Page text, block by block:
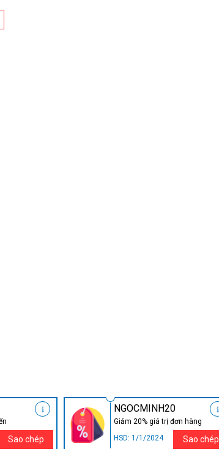
Sao chép
NGOCMINH20
Giảm 20% giá trị đơn hàng
HSD: 1/1/2024
Sao chép